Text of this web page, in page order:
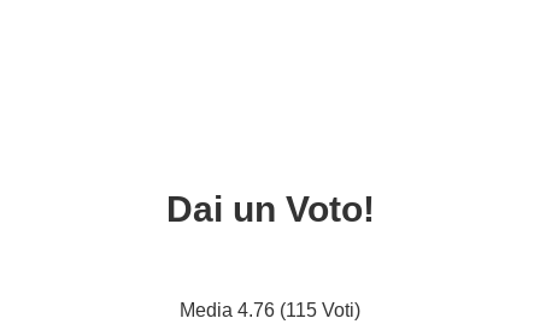
Dai un Voto!
Media 4.76 (115 Voti)